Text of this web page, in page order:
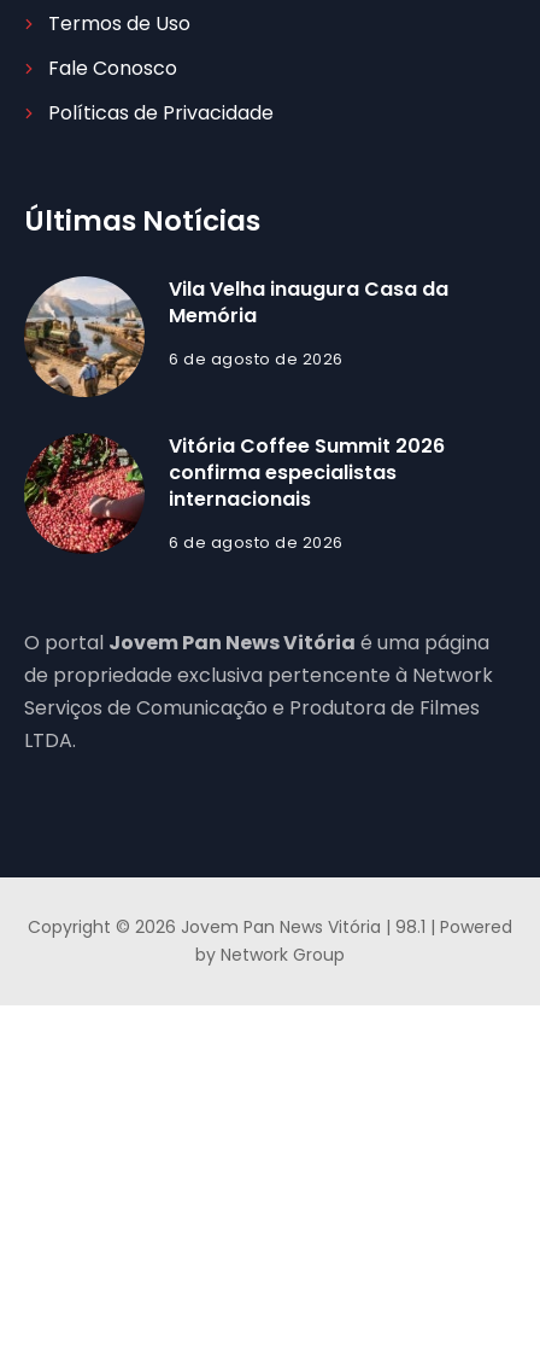
Termos de Uso
Fale Conosco
Políticas de Privacidade
Últimas Notícias
Vila Velha inaugura Casa da
Memória
6 de agosto de 2026
Vitória Coffee Summit 2026
confirma especialistas
internacionais
6 de agosto de 2026
O portal Jovem Pan News Vitória é uma página
de propriedade exclusiva pertencente à Network
Serviços de Comunicação e Produtora de Filmes
LTDA.
Copyright © 2026 Jovem Pan News Vitória | 98.1 | Powered
by Network Group